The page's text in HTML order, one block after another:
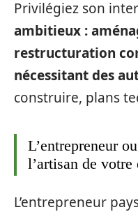
Privilégiez son
ambitieux :
restructuration
nécessitant des
construire, plans
L’entrepreneur
l’artisan de votre
L’entrepreneur